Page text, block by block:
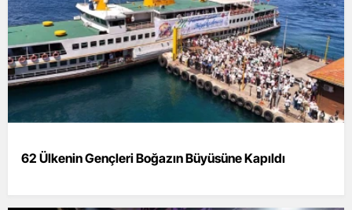
62 Ülkenin Gençleri Boğazın Büyüsüne Kapıldı